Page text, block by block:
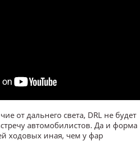
от дальнего света, DRL не будет
автомобилистов. Да и форма
ходовых иная, чем у фар